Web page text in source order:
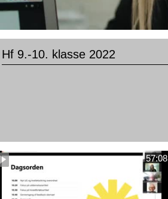
Hf 9.-10. klasse 2022
57:08